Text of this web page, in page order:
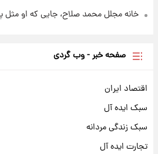
خانه مجلل محمد صلاح، جایی که او مثل
صفحه خبر - وب گردی
اقتصاد ایران
سبک ایده آل
سبک زندگی مردانه
تجارت ایده آل